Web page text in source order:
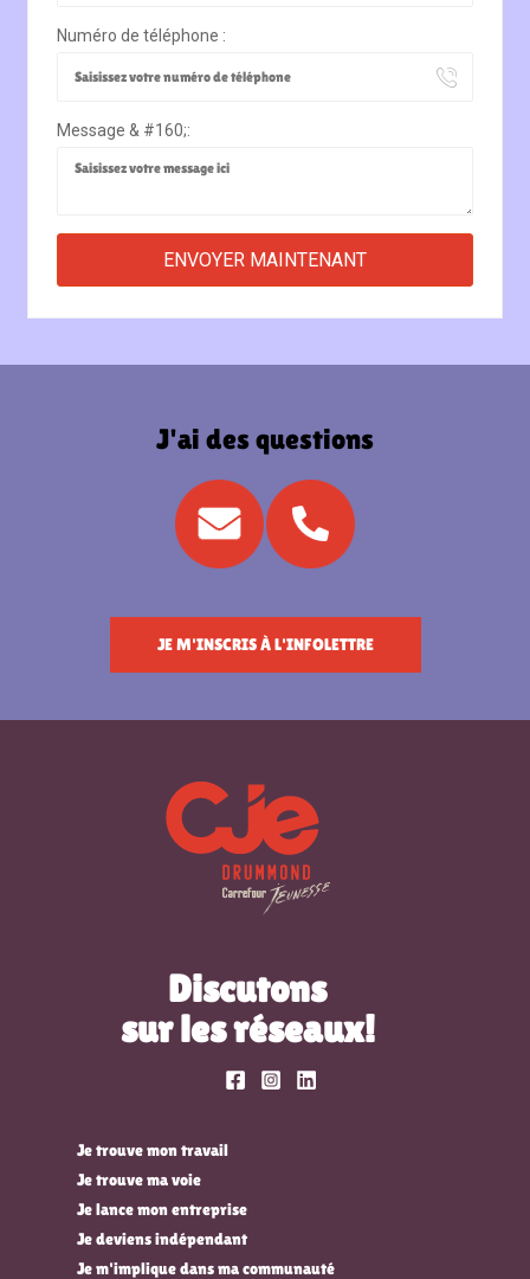
Numéro de téléphone :
Message & #160;:
J'ai des questions
JE M'INSCRIS À L'INFOLETTRE
Discutons
sur les réseaux!
Je trouve mon travail
Je trouve ma voie
Je lance mon entreprise
Je deviens indépendant
Je m'implique dans ma communauté